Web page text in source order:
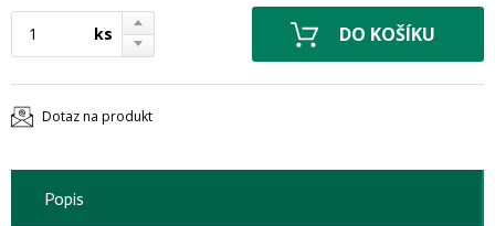
ks
Dotaz na produkt
Popis